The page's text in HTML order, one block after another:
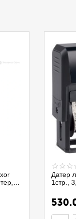
Датер
1стр.,